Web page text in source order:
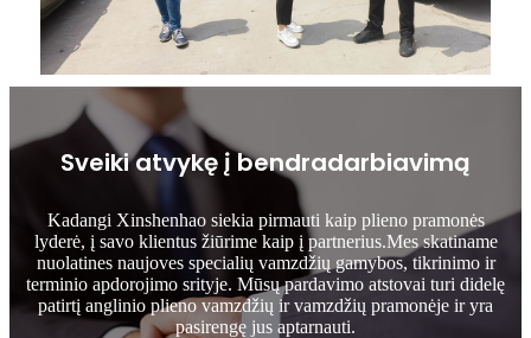
Sveiki atvykę į bendradarbiavimą
Kadangi Xinshenhao siekia pirmauti kaip plieno pramonės
lyderė, į savo klientus žiūrime kaip į partnerius.Mes skatiname
nuolatines naujoves specialių vamzdžių gamybos, tikrinimo ir
terminio apdorojimo srityje. Mūsų pardavimo atstovai turi didelę
patirtį anglinio plieno vamzdžių ir vamzdžių pramonėje ir yra
pasirengę jus aptarnauti.